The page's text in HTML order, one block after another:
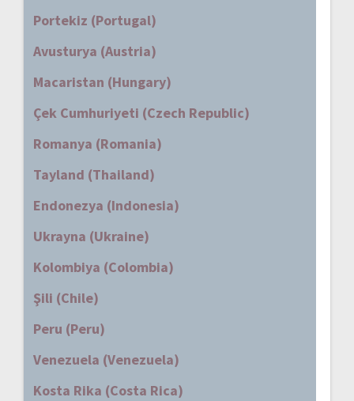
Portekiz (Portugal)
Avusturya (Austria)
Macaristan (Hungary)
Çek Cumhuriyeti (Czech Republic)
Romanya (Romania)
Tayland (Thailand)
Endonezya (Indonesia)
Ukrayna (Ukraine)
Kolombiya (Colombia)
Şili (Chile)
Peru (Peru)
Venezuela (Venezuela)
Kosta Rika (Costa Rica)